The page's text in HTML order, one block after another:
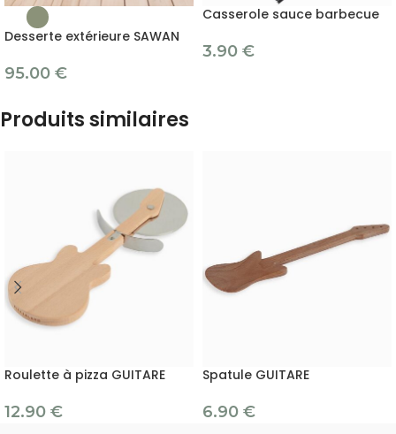
Desserte extérieure SAWAN
95.00 €
Casserole sauce barbecue
3.90 €
Produits similaires
Roulette à pizza GUITARE
12.90 €
Spatule GUITARE
6.90 €